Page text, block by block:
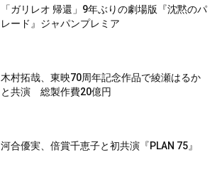
「ガリレオ 帰還」9年ぶりの劇場版『沈黙のパ
レード』ジャパンプレミア
木村拓哉、東映70周年記念作品で綾瀬はるか
と共演 総製作費20億円
河合優実、倍賞千恵子と初共演『PLAN 75』